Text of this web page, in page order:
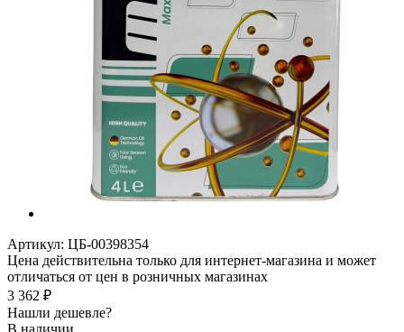
Артикул: ЦБ-00398354
Цена действительна только для интернет-магазина и может
отличаться от цен в розничных магазинах
3 362 ₽
Нашли дешевле?
В наличии